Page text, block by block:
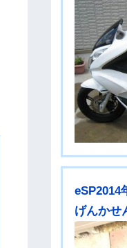
eSP2014
げんかせ